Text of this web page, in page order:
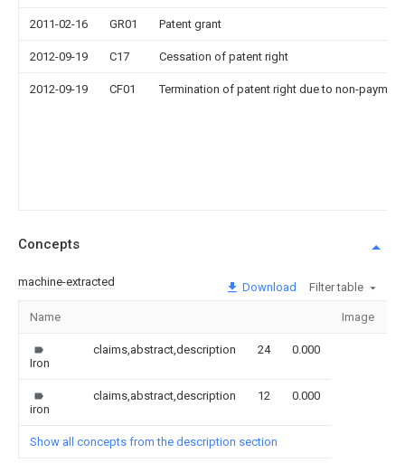
2011-02-16 GR01 Patent grant
2012-09-19 C17 Cessation of patent right
2012-09-19 CF01 Termination of patent right due to non-
Concepts
machine-extracted Download Filter table
Name Image
Iron
claims,abstract,description 24 0.000
iron
claims,abstract,description 12 0.000
Show all concepts from the description section